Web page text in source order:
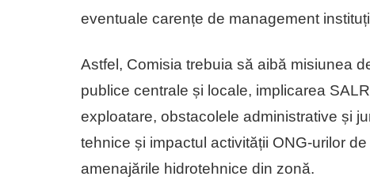
eventuale carențe de management
Astfel, Comisia trebuia să aibă misiunea
publice centrale și locale, implicarea
exploatare, obstacolele administrative și
tehnice și impactul activității ONG-urilor
amenajările hidrotehnice din zonă.